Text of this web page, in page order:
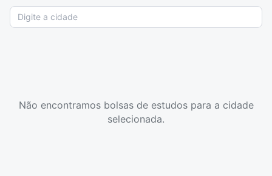
Não encontramos bolsas de estudos para a cidade
selecionada.